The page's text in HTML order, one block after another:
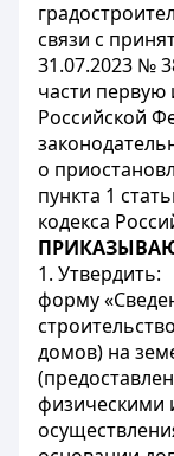
связи с
31.07.2023 №
части первую
Российской
о
пункта 1
кодекса
1. Утвердить:
форму
домов) на
физическими